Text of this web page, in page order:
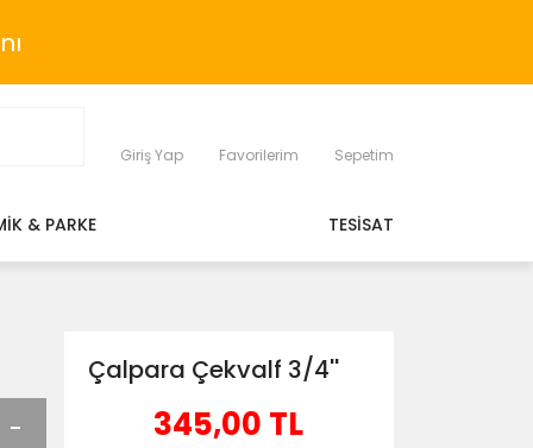
Giriş Yap Favorilerim Sepetim
& PARKE TESİSAT
Çalpara Çekvalf 3/4''
345,00 TL